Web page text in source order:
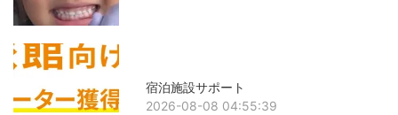
宿泊施設サポート
2026-08-08 04:55:39